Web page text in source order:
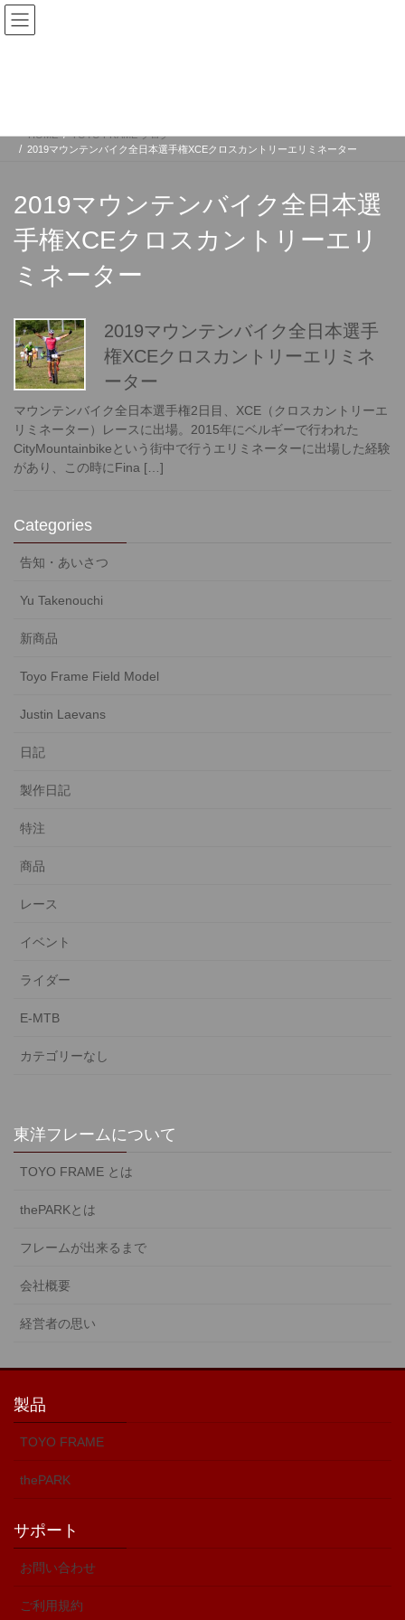
コ
ン
キ
ナ
ビ
に
HOME
TOYO FRAME ブログ
2019マウンテンバイク全日本選手権XCEクロスカントリーエリミネーター
2019マウンテンバイク全日本選
手権XCEクロスカントリーエリ
ミネーター
2019マウンテンバイク全日本選手
権XCEクロスカントリーエリミネ
ーター
マウンテンバイク全日本選手権2日目、XCE（クロスカントリーエ
リミネーター）レースに出場。2015年にベルギーで行われた
CityMountainbikeという街中で行うエリミネーターに出場した経験
があり、この時にFina […]
Categories
告知・あいさつ
Yu Takenouchi
新商品
Toyo Frame Field Model
Justin Laevans
日記
製作日記
特注
商品
レース
イベント
ライダー
E-MTB
カテゴリーなし
東洋フレームについて
TOYO FRAME とは
thePARKとは
フレームが出来るまで
会社概要
経営者の思い
製品
TOYO FRAME
thePARK
サポート
お問い合わせ
ご利用規約